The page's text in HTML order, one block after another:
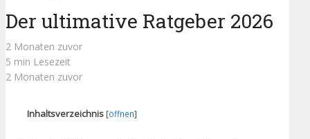
Der ultimative Ratgeber 2026
2 Monaten zuvor
5 min Lesezeit
2 Monaten zuvor
Inhaltsverzeichnis [öffnen]